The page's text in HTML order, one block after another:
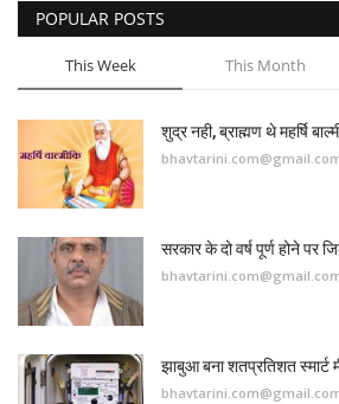
POPULAR POSTS
This Week This Month
शुद्र नही, ब्राह्मण थे महर्षि
सरकार के दो वर्ष पूर्ण होने पर
झाबुआ बना शतप्रतिशत स्मार्ट